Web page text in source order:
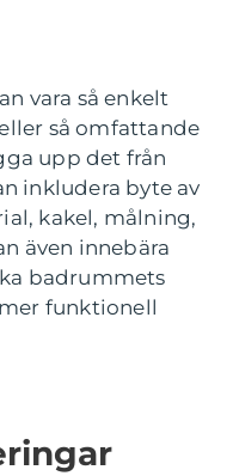
vara så enkelt
så omfattande
upp det från
inkludera byte av
kakel, målning,
även innebära
badrummets
funktionell